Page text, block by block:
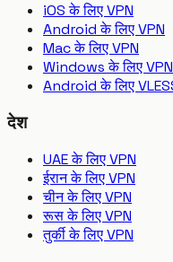
iOS के लिए VPN
Android के लिए VPN
Mac के लिए VPN
Windows के लिए VPN
Android के लिए
देश
UAE के लिए VPN
ईरान के लिए VPN
चीन के लिए VPN
रूस के लिए VPN
तुर्की के लिए VPN